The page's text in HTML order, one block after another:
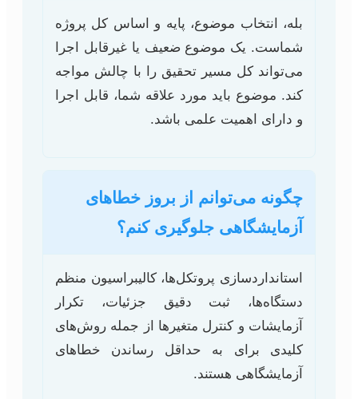
بله، انتخاب موضوع، پایه و اساس کل پروژه
شماست. یک موضوع ضعیف یا غیرقابل اجرا
می‌تواند کل مسیر تحقیق را با چالش مواجه
کند. موضوع باید مورد علاقه شما، قابل اجرا
و دارای اهمیت علمی باشد.
چگونه می‌توانم از بروز خطاهای
آزمایشگاهی جلوگیری کنم؟
استانداردسازی پروتکل‌ها، کالیبراسیون منظم
دستگاه‌ها، ثبت دقیق جزئیات، تکرار
آزمایشات و کنترل متغیرها از جمله روش‌های
کلیدی برای به حداقل رساندن خطاهای
آزمایشگاهی هستند.